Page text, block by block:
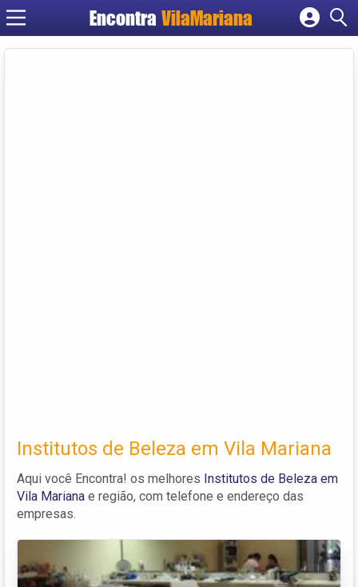
EncontraVilaMariana
Cadastrar empresa
Institutos de Beleza em Vila Mariana
Aqui você Encontra! os melhores Institutos de Beleza em
Vila Mariana e região, com telefone e endereço das
empresas.